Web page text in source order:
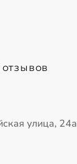
улица, 24а